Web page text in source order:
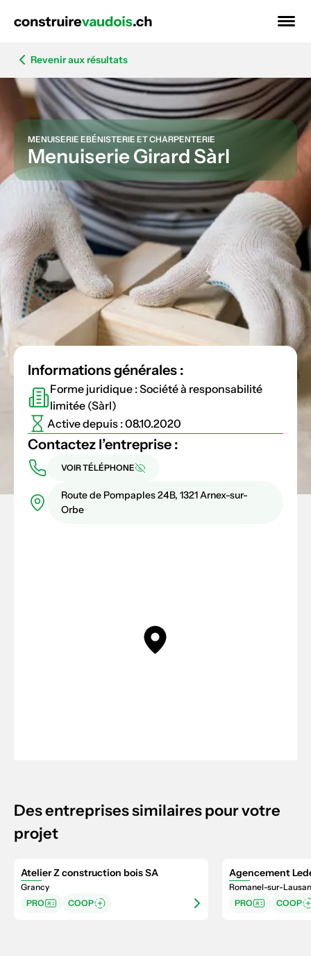
Revenir aux résultats
MENUISERIE EBÉNISTERIE ET CHARPENTERIE
Menuiserie Girard Sàrl
Informations générales :
Forme juridique : Société à responsabilité
limitée (Sàrl)
Active depuis : 08.10.2020
Contactez l’entreprise :
VOIR TÉLÉPHONE
Route de Pompaples 24B, 1321 Arnex-sur-
Orbe
Des entreprises similaires pour votre
projet
Atelier Z construction bois SA
Grancy
PRO
COOP
Agencement
Romanel-sur-
PRO
COOP